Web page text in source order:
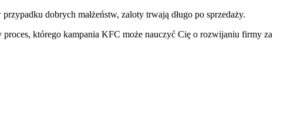
dobrych małżeństw, zaloty trwają długo po sprzedaży.
którego kampania KFC może nauczyć Cię o rozwijaniu firmy za